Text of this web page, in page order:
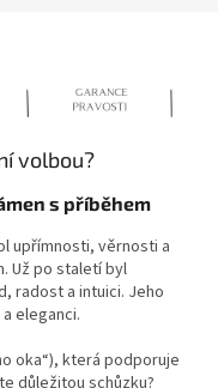
volbou?
s příběhem
upřímnosti, věrnosti a
Už po staletí byl
radost a intuici. Jeho
eleganci.
oka“), která podporuje
důležitou schůzku?